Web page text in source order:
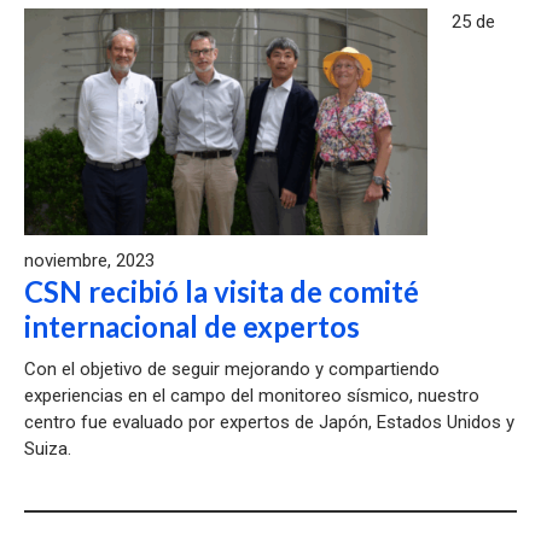
25 de
noviembre, 2023
CSN recibió la visita de comité
internacional de expertos
Con el objetivo de seguir mejorando y compartiendo
experiencias en el campo del monitoreo sísmico, nuestro
centro fue evaluado por expertos de Japón, Estados Unidos y
Suiza.